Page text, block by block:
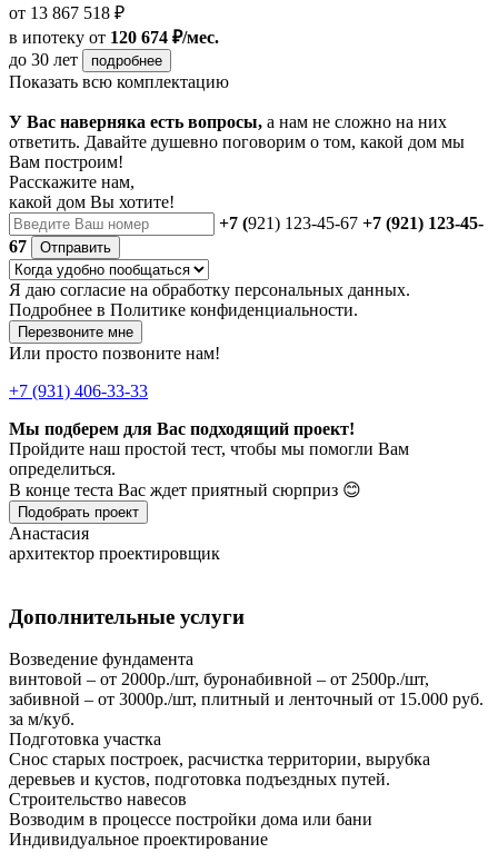
от 13 867 518 ₽
в ипотеку от 120 674 ₽/мес.
до 30 лет
подробнее
Показать всю комплектацию
У Вас наверняка есть вопросы, а нам не сложно на них
ответить. Давайте душевно поговорим о том, какой дом мы
Вам построим!
Расскажите нам,
какой дом Вы хотите!
+7 (921) 123-45-67 +7 (921) 123-45-
67
Отправить
Я даю согласие на обработку персональных данных.
Подробнее в Политике конфиденциальности.
Перезвоните мне
Или просто позвоните нам!
+7 (931) 406-33-33
Мы подберем для Вас подходящий проект!
Пройдите наш простой тест, чтобы мы помогли Вам
определиться.
В конце теста Вас ждет приятный сюрприз 😊
Подобрать проект
Анастасия
архитектор проектировщик
Дополнительные услуги
Возведение фундамента
винтовой – от 2000р./шт, буронабивной – от 2500р./шт,
забивной – от 3000р./шт, плитный и ленточный от 15.000 руб.
за м/куб.
Подготовка участка
Снос старых построек, расчистка территории, вырубка
деревьев и кустов, подготовка подъездных путей.
Строительство навесов
Возводим в процессе постройки дома или бани
Индивидуальное проектирование